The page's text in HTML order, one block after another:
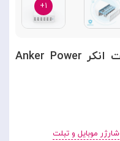
۱+
شارژر دیواری 60 وات 6 پورت انکر Anker Power
شارژر موبایل و تبلت